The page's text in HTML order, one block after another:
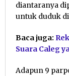
diantaranya
untuk duduk di
Baca juga:
Suara Caleg
Adapun 9